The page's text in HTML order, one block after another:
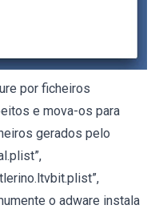
por ficheiros
e mova-os para
gerados pelo
o adware instala